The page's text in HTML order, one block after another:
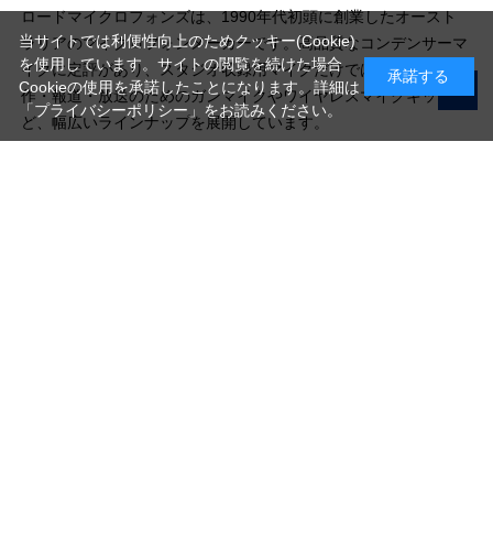
ロードマイクロフォンズは、1990年代初頭に創業したオースト
ラリアのマイクロフォンメーカーです。高品質なコンデンサーマ
イクに定評があり、スタジオ収録用マイクだけではなく、映像制
作・報道・放送のためのガンマイクやワイヤレスマイクキットな
ど、幅広いラインナップを展開しています。
当サイトでは利便性向上のためクッキー(Cookie)
を使用しています。サイトの閲覧を続けた場合
Cookieの使用を承諾したことになります。詳細は
「プライバシーポリシー」 をお読みください。
承諾する